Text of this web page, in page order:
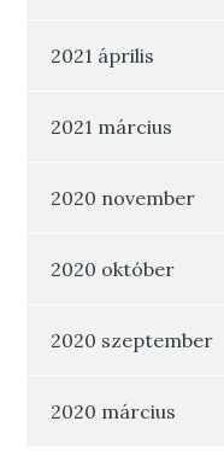
2021 április
2021 március
2020 november
2020 október
2020 szeptember
2020 március